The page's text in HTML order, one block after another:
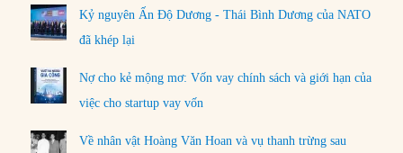
Kỷ nguyên Ấn Độ Dương - Thái Bình Dương của NATO
đã khép lại
Nợ cho kẻ mộng mơ: Vốn vay chính sách và giới hạn của
việc cho startup vay vốn
Về nhân vật Hoàng Văn Hoan và vụ thanh trừng sau